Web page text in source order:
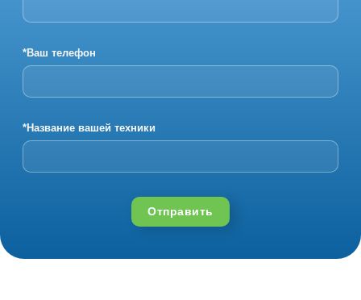
*Ваш телефон
*Название вашей техники
Отправить